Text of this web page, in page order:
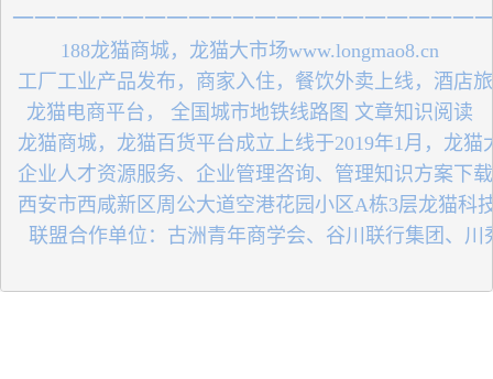
一一一一一一一一一一一一一一一一一一一一一
188龙猫商城，龙猫大市场www.longmao8.cn
工厂工业产品发布，商家入住，餐饮外卖上线，酒店
龙猫电商平台， 全国城市地铁线路图 文章知识阅读
龙猫商城，龙猫百货平台成立上线于2019年1月，龙
企业人才资源服务、企业管理咨询、管理知识方案下
西安市西咸新区周公大道空港花园小区A栋3层龙猫科
联盟合作单位：古洲青年商学会、谷川联行集团、川